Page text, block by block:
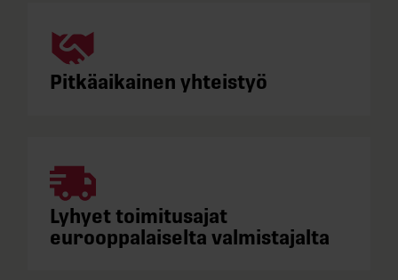
Pitkäaikainen yhteistyö
Lyhyet toimitusajat
eurooppalaiselta valmistajalta